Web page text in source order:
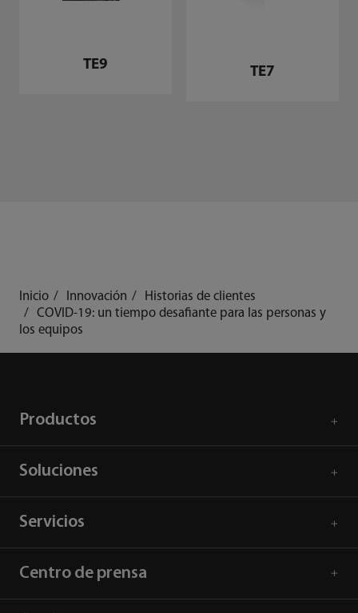
TE9 TE7
Inicio Innovación
Historias de clientes
COVID-19: un tiempo desafiante para las personas y
los equipos
Productos
Soluciones
Servicios
Centro de prensa